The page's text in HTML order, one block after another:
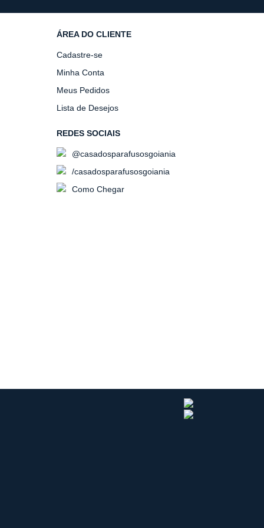
ÁREA DO CLIENTE
Cadastre-se
Minha Conta
Meus Pedidos
Lista de Desejos
REDES SOCIAIS
@casadosparafusosgoiania
/casadosparafusosgoiania
Como Chegar